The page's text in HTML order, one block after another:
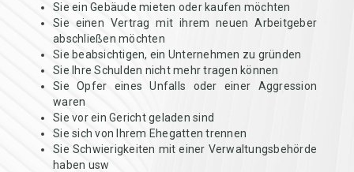
Sie ein Gebäude mieten oder kaufen möchten
Sie einen Vertrag mit ihrem neuen Arbeitgeber
abschließen möchten
Sie beabsichtigen, ein Unternehmen zu gründen
Sie Ihre Schulden nicht mehr tragen können
Sie Opfer eines Unfalls oder einer Aggression
waren
Sie vor ein Gericht geladen sind
Sie sich von Ihrem Ehegatten trennen
Sie Schwierigkeiten mit einer Verwaltungsbehörde
haben usw